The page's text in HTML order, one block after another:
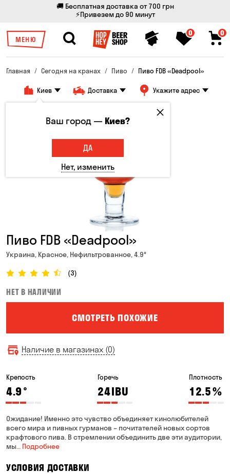
🚚 Бесплатная доставка от 700 грн
⚡Привезем до 90 минут
МЕНЮ
0 0
Главная Сегодня на кранах Пиво Пиво FDB «Deadpool»
Киев Доставка Укажите адрес
Пиво FDB «Deadpool»
Украина, Красное, Нефильтрованное, 4.9°
(3)
НЕТ В НАЛИЧИИ
СМОТРЕТЬ ПОХОЖИЕ
Наличие в магазинах (0)
Крепость
4.9°
Горечь
24IBU
Плотность
12.5%
Ожидание! Именно это чувство объединяет кинолюбителей
всего мира и пивных гурманов – почитателей новых сортов
крафтового пива. В стремлении объединить две эти аудитории,
мы… Подробнее
УСЛОВИЯ ДОСТАВКИ
Ваш город —Киев?
ДА
Нет, изменить